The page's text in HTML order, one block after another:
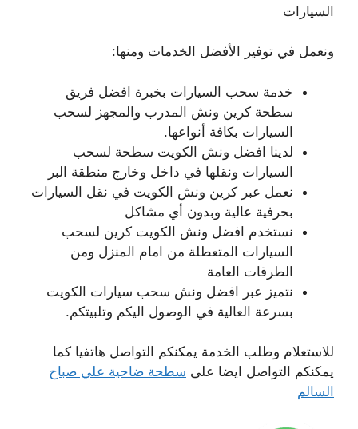
السيارات
ونعمل في توفير الأفضل الخدمات ومنها:
خدمة سحب السيارات بخبرة افضل فريق
سطحة كرين ونش المدرب والمجهز لسحب
السيارات بكافة أنواعها.
لدينا افضل ونش الكويت سطحة لسحب
السيارات ونقلها في داخل وخارج منطقة البر
نعمل عبر كرين ونش الكويت في نقل السيارات
بحرفية عالية وبدون أي مشاكل
نستخدم افضل ونش الكويت كرين لسحب
السيارات المتعطلة من امام المنزل ومن
الطرقات العامة
نتميز عبر افضل ونش سحب سيارات الكويت
بسرعة العالية في الوصول اليكم وتلبيتكم.
للاستعلام وطلب الخدمة يمكنكم التواصل هاتفيا كما
يمكنكم التواصل ايضا على سطحة ضاحية علي صباح
السالم